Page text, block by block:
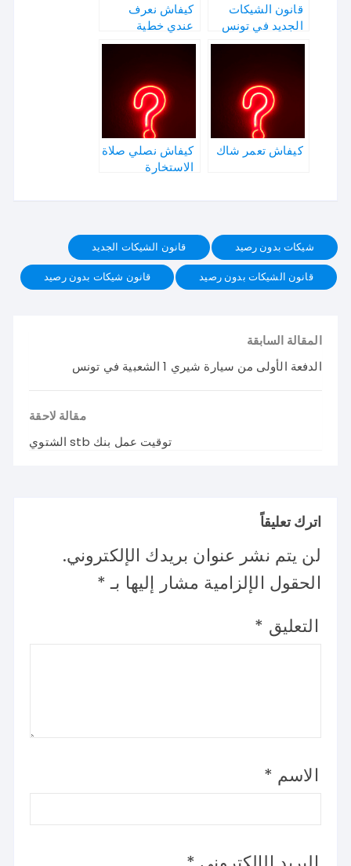
قانون الشيكات
الجديد في تونس
2024
كيفاش نعرف
عندي خطية
كيفاش تعمر شاك
كيفاش نصلي صلاة
الاستخارة
شيكات بدون رصيد
قانون الشيكات الجديد
قانون الشيكات بدون رصيد
قانون شيكات بدون رصيد
المقالة السابقة
الدفعة الأولى من سيارة شيري 1 الشعبية في تونس
مقالة لاحقة
توقيت عمل بنك stb الشتوي
اترك تعليقاً
لن يتم نشر عنوان بريدك الإلكتروني.
الحقول الإلزامية مشار إليها بـ *
التعليق *
الاسم *